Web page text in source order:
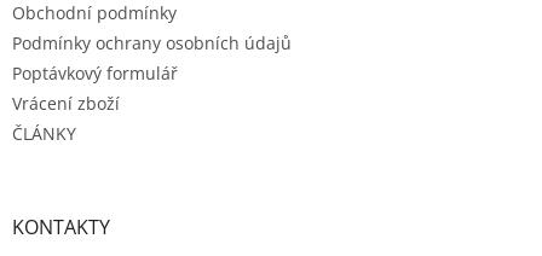
Obchodní podmínky
Podmínky ochrany osobních údajů
Poptávkový formulář
Vrácení zboží
ČLÁNKY
KONTAKTY